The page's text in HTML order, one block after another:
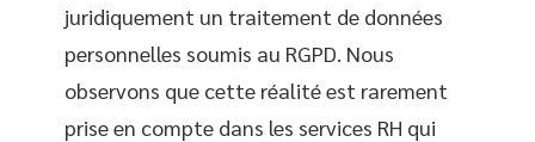
juridiquement un traitement de données
personnelles soumis au RGPD. Nous
observons que cette réalité est rarement
prise en compte dans les services RH qui